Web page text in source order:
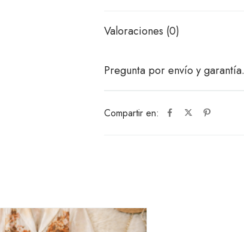
Compartir en:
Valoraciones (0)
Pregunta por envío y garantía.